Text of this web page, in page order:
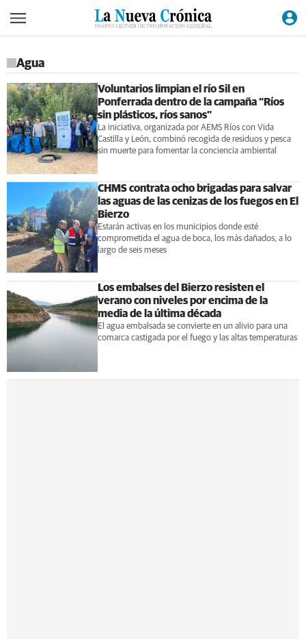
Agua
Voluntarios limpian el río Sil en
Ponferrada dentro de la campaña “Ríos
sin plásticos, ríos sanos”
La iniciativa, organizada por AEMS Ríos con Vida
Castilla y León, combinó recogida de residuos y pesca
sin muerte para fomentar la conciencia ambiental
CHMS contrata ocho brigadas para salvar
las aguas de las cenizas de los fuegos en El
Bierzo
Estarán activas en los municipios donde esté
comprometida el agua de boca, los más dañados, a lo
largo de seis meses
Los embalses del Bierzo resisten el
verano con niveles por encima de la
media de la última década
El agua embalsada se convierte en un alivio para una
comarca castigada por el fuego y las altas temperaturas